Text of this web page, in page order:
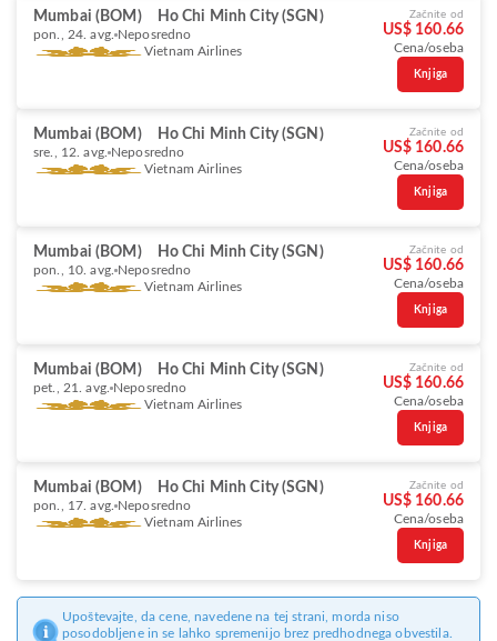
Mumbai (BOM) Ho Chi Minh City (SGN)
pon., 24. avg. Neposredno
Vietnam Airlines
Začnite od
US$ 160.66
Cena/oseba
Knjiga
Mumbai (BOM) Ho Chi Minh City (SGN)
sre., 12. avg. Neposredno
Vietnam Airlines
Začnite od
US$ 160.66
Cena/oseba
Knjiga
Mumbai (BOM) Ho Chi Minh City (SGN)
pon., 10. avg. Neposredno
Vietnam Airlines
Začnite od
US$ 160.66
Cena/oseba
Knjiga
Mumbai (BOM) Ho Chi Minh City (SGN)
pet., 21. avg. Neposredno
Vietnam Airlines
Začnite od
US$ 160.66
Cena/oseba
Knjiga
Mumbai (BOM) Ho Chi Minh City (SGN)
pon., 17. avg. Neposredno
Vietnam Airlines
Začnite od
US$ 160.66
Cena/oseba
Knjiga
Upoštevajte, da cene, navedene na tej strani, morda niso
posodobljene in se lahko spremenijo brez predhodnega obvestila.